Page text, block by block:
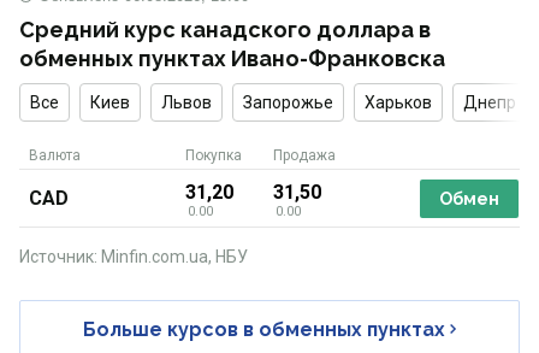
Средний курс канадского доллара в
обменных пунктах Ивано-Франковска
Все Киев Львов Запорожье Харьков Днепр
Валюта Покупка Продажа
CAD 31,20
0.00
31,50
0.00
Обмен
Больше курсов в обменных пунктах
Источник: Minfin.com.ua, НБУ